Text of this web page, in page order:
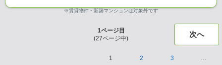
※賃貸物件・新築マンションは対象外です
1ページ目
(27ページ中) 次へ
1 2 3 …